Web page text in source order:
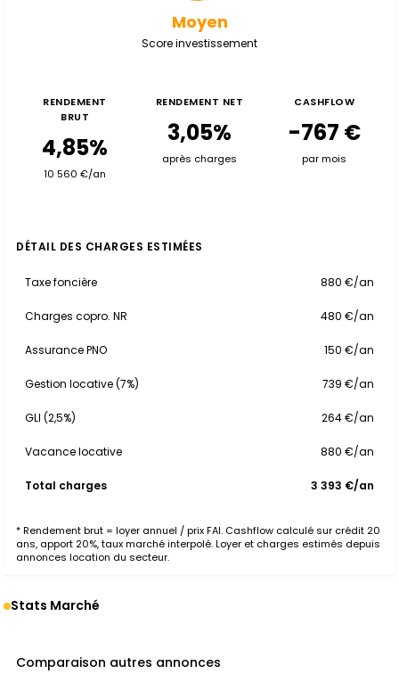
Moyen
Score investissement
RENDEMENT
BRUT
4,85%
10 560 €/an
RENDEMENT NET
3,05%
après charges
CASHFLOW
-767 €
par mois
DÉTAIL DES CHARGES ESTIMÉES
Taxe foncière 880 €/an
Charges copro. NR 480 €/an
Assurance PNO 150 €/an
Gestion locative (7%) 739 €/an
GLI (2,5%) 264 €/an
Vacance locative 880 €/an
Total charges 3 393 €/an
* Rendement brut = loyer annuel / prix FAI. Cashflow calculé sur crédit 20
ans, apport 20%, taux marché interpolé. Loyer et charges estimés depuis
annonces location du secteur.
Stats Marché
Comparaison autres annonces